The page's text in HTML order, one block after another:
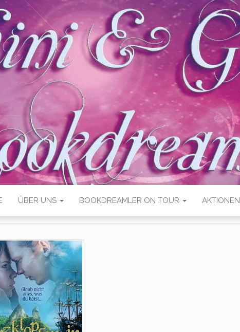
ÜBER UNS BOOKDREAMLER ON TOUR AKTIONEN